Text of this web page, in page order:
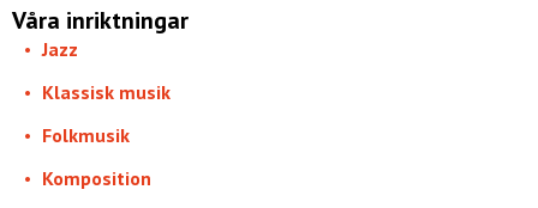
Våra inriktningar
Jazz
Klassisk musik
Folkmusik
Komposition